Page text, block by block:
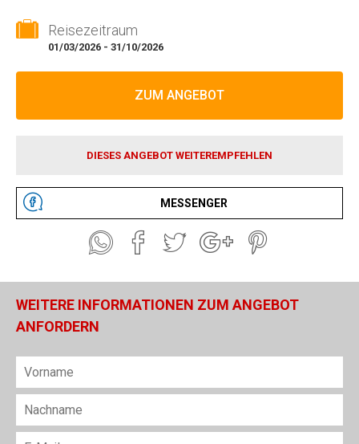
Reisezeitraum
01/03/2026 - 31/10/2026
ZUM ANGEBOT
DIESES ANGEBOT WEITEREMPFEHLEN
MESSENGER
WEITERE INFORMATIONEN ZUM ANGEBOT
ANFORDERN